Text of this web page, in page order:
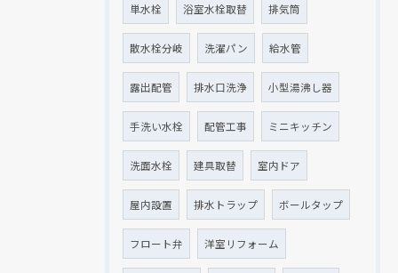
単水栓 浴室水栓取替 排気筒
散水栓分岐 洗濯パン 給水管
露出配管 排水口洗浄 小型湯沸し器
手洗い水栓 配管工事 ミニキッチン
洗面水栓 建具取替 室内ドア
屋内設置 排水トラップ ボールタップ
フロート弁 洋室リフォーム